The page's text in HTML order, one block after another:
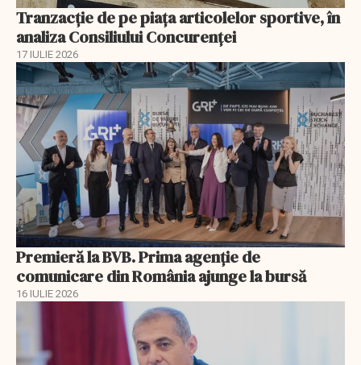
Tranzacție de pe piața articolelor sportive, în
analiza Consiliului Concurenţei
17 IULIE 2026
Premieră la BVB. Prima agenție de
comunicare din România ajunge la bursă
16 IULIE 2026